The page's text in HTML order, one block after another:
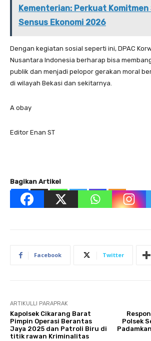
Kementerian: Perkuat Komitmen
Sensus Ekonomi 2026
‎‎Dengan kegiatan sosial seperti ini, DPAC
Nusantara Indonesia berharap bisa
publik dan menjadi pelopor gerakan moral
di wilayah Bekasi dan sekitarnya.
A obay
Editor Enan ST
Bagikan Artikel
Facebook Twitter
ARTIKULLI PARAPRAK
Kapolsek Cikarang Barat
Pimpin Operasi Berantas
Jaya 2025 dan Patroli Biru di
titik rawan Kriminalitas
Polsek